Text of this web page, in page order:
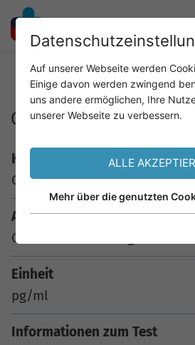
Home Service
Oestradiol bioverfügbar
Kürzel
OESTRABV
Analyse
Oestradiol bioverfügbar
Einheit
pg/ml
Informationen zum Test
Auf unserer Webseite werden
Einige davon werden zwingend
uns andere ermöglichen, Ihre
unserer Webseite zu verbessern.
ALLE
Mehr über die genutzten